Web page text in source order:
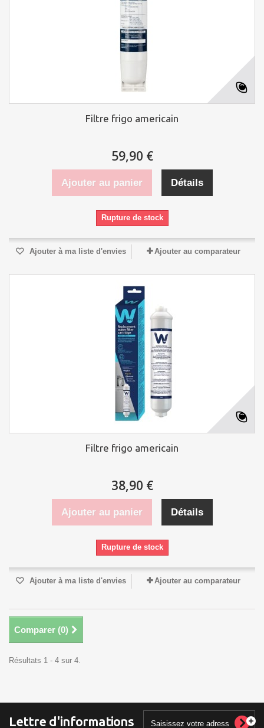
Filtre frigo americain
59,90 €
Ajouter au panier Détails
Rupture de stock
Ajouter à ma liste d'envies Ajouter au comparateur
Filtre frigo americain
38,90 €
Ajouter au panier Détails
Rupture de stock
Ajouter à ma liste d'envies Ajouter au comparateur
Comparer (0)
Résultats 1 - 4 sur 4.
Lettre d'informations